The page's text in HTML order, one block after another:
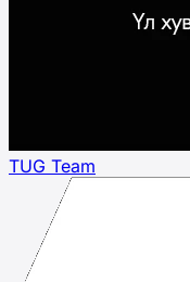
TUG Team